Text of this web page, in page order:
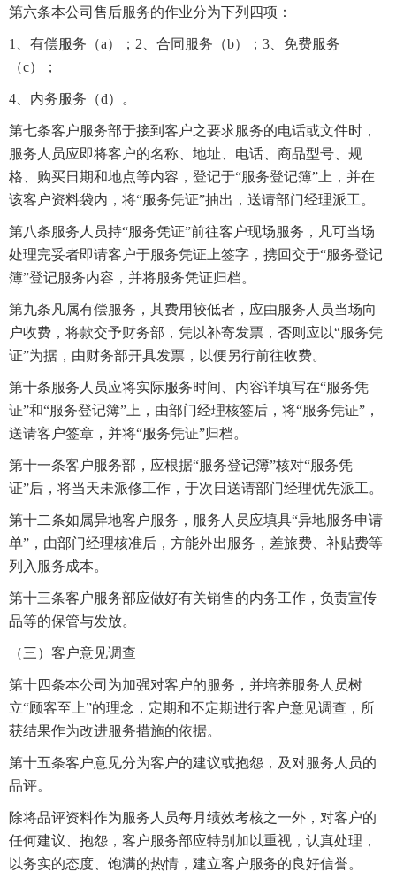
第六条本公司售后服务的作业分为下列四项：
1、有偿服务（a）；2、合同服务（b）；3、免费服务
（c）；
4、内务服务（d）。
第七条客户服务部于接到客户之要求服务的电话或文件时，
服务人员应即将客户的名称、地址、电话、商品型号、规
格、购买日期和地点等内容，登记于“服务登记簿”上，并在
该客户资料袋内，将“服务凭证”抽出，送请部门经理派工。
第八条服务人员持“服务凭证”前往客户现场服务，凡可当场
处理完妥者即请客户于服务凭证上签字，携回交于“服务登记
簿”登记服务内容，并将服务凭证归档。
第九条凡属有偿服务，其费用较低者，应由服务人员当场向
户收费，将款交予财务部，凭以补寄发票，否则应以“服务凭
证”为据，由财务部开具发票，以便另行前往收费。
第十条服务人员应将实际服务时间、内容详填写在“服务凭
证”和“服务登记簿”上，由部门经理核签后，将“服务凭证”，
送请客户签章，并将“服务凭证”归档。
第十一条客户服务部，应根据“服务登记簿”核对“服务凭
证”后，将当天未派修工作，于次日送请部门经理优先派工。
第十二条如属异地客户服务，服务人员应填具“异地服务申请
单”，由部门经理核准后，方能外出服务，差旅费、补贴费等
列入服务成本。
第十三条客户服务部应做好有关销售的内务工作，负责宣传
品等的保管与发放。
（三）客户意见调查
第十四条本公司为加强对客户的服务，并培养服务人员树
立“顾客至上”的理念，定期和不定期进行客户意见调查，所
获结果作为改进服务措施的依据。
第十五条客户意见分为客户的建议或抱怨，及对服务人员的
品评。
除将品评资料作为服务人员每月绩效考核之一外，对客户的
任何建议、抱怨，客户服务部应特别加以重视，认真处理，
以务实的态度、饱满的热情，建立客户服务的良好信誉。